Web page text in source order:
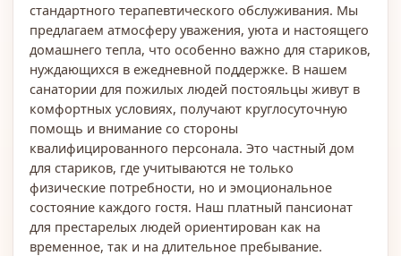
стандартного терапевтического обслуживания. Мы
предлагаем атмосферу уважения, уюта и настоящего
домашнего тепла, что особенно важно для стариков,
нуждающихся в ежедневной поддержке. В нашем
санатории для пожилых людей постояльцы живут в
комфортных условиях, получают круглосуточную
помощь и внимание со стороны
квалифицированного персонала. Это частный дом
для стариков, где учитываются не только
физические потребности, но и эмоциональное
состояние каждого гостя. Наш платный пансионат
для престарелых людей ориентирован как на
временное, так и на длительное пребывание.